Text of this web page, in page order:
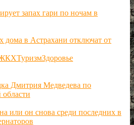
запах гари по ночам в
дома в Астрахани отключат от
ТуризмЗдоровье
Дмитрия Медведева по
области
или он снова среди последних в